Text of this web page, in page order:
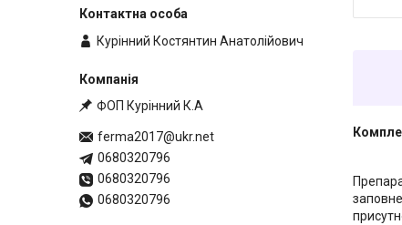
Курінний Костянтин Анатолійович
ФОП Курінний К.А
ferma2017@ukr.net
0680320796
0680320796
0680320796